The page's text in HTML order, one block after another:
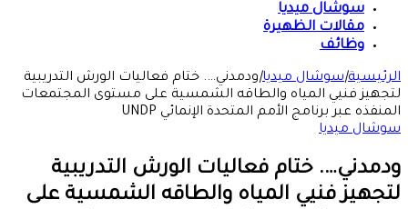
سوشال ميديا
مقالات الظهيرة
وظائف
الرئيسية|سوشال ميديا|ودمدني…. ختام فعاليات الورش التدريبية
لتجهيز فنيي المياه والطاقه الشمسية على مستوى المجتمعات
المنفذه عبر برنامج الأمم المتحدة الإنمائي UNDP
سوشال ميديا
ودمدني…. ختام فعاليات الورش التدريبية
لتجهيز فنيي المياه والطاقه الشمسية على